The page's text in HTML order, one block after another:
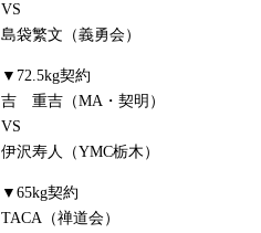
VS
島袋繁文（義勇会）
▼72.5kg契約
吉 重吉（MA・契明）
VS
伊沢寿人（YMC栃木）
▼65kg契約
TACA（禅道会）